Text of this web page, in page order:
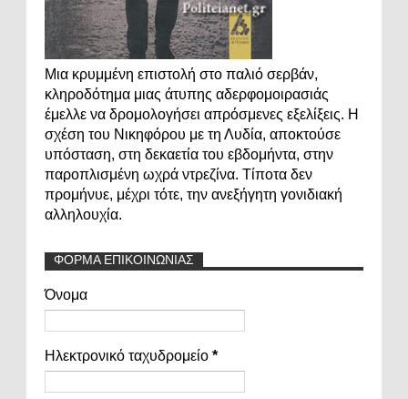
Μια κρυμμένη επιστολή στο παλιό σερβάν,
κληροδότημα μιας άτυπης αδερφομοιρασιάς
έμελλε να δρομολογήσει απρόσμενες εξελίξεις. Η
σχέση του Νικηφόρου με τη Λυδία, αποκτούσε
υπόσταση, στη δεκαετία του εβδομήντα, στην
παροπλισμένη ωχρά ντρεζίνα. Τίποτα δεν
προμήνυε, μέχρι τότε, την ανεξήγητη γονιδιακή
αλληλουχία.
ΦΟΡΜΑ ΕΠΙΚΟΙΝΩΝΙΑΣ
Όνομα
Ηλεκτρονικό ταχυδρομείο *